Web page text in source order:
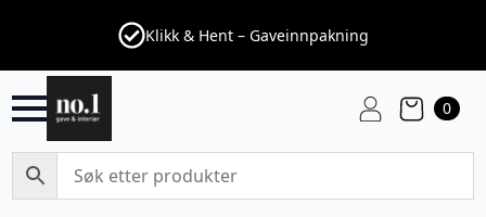
Klikk & Hent – Gaveinnpakning
0